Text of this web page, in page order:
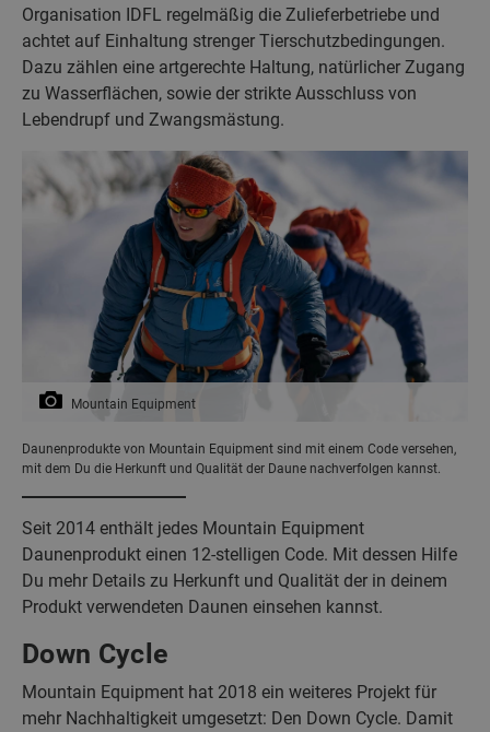
Organisation IDFL regelmäßig die Zulieferbetriebe und
achtet auf Einhaltung strenger Tierschutzbedingungen.
Dazu zählen eine artgerechte Haltung, natürlicher Zugang
zu Wasserflächen, sowie der strikte Ausschluss von
Lebendrupf und Zwangsmästung.
Mountain Equipment
Daunenprodukte von Mountain Equipment sind mit einem Code versehen,
mit dem Du die Herkunft und Qualität der Daune nachverfolgen kannst.
Seit 2014 enthält jedes Mountain Equipment
Daunenprodukt einen 12-stelligen Code. Mit dessen Hilfe
Du mehr Details zu Herkunft und Qualität der in deinem
Produkt verwendeten Daunen einsehen kannst.
Down Cycle
Mountain Equipment hat 2018 ein weiteres Projekt für
mehr Nachhaltigkeit umgesetzt: Den Down Cycle. Damit